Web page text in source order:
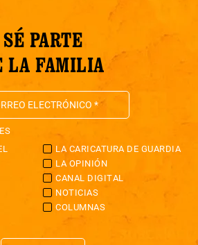
SÉ PARTE
LA FAMILIA
LA CARICATURA DE GUARDIA
LA OPINIÓN
CANAL DIGITAL
NOTICIAS
COLUMNAS